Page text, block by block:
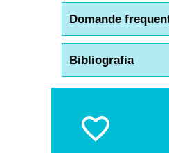
Domande
Bibliografia